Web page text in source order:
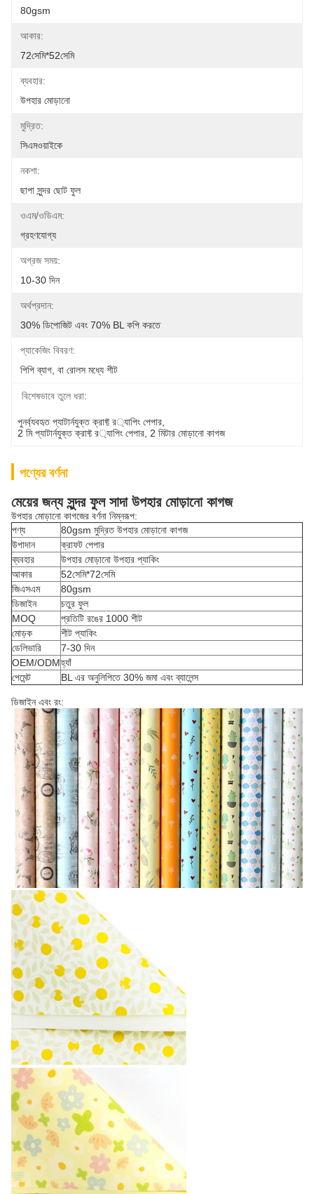
80gsm
আকার:
72সেমি*52সেমি
ব্যবহার:
উপহার মোড়ানো
মুদ্রিত:
সিএমওয়াইকে
নকশা:
ছাপা সুন্দর ছোট ফুল
ওএম/ওডিএম:
গ্রহণযোগ্য
অগ্রজ সময়:
10-30 দিন
অর্থপ্রদান:
30% ডিপোজিট এবং 70% BL কপি করতে
প্যাকেজিং বিবরণ:
পিপি ব্যাগ, বা রোলস মধ্যে শীট
বিশেষভাবে তুলে ধরা:
পুনর্ব্যবহৃত প্যাটার্নযুক্ত ক্রাফ্ট র‌্যাপিং পেপার
2 মি প্যাটার্নযুক্ত ক্রাফ্ট র‌্যাপিং পেপার 2 মিটার মোড়ানো কাগজ
পণ্যের বর্ণনা
মেয়ের জন্য সুন্দর ফুল সাদা উপহার মোড়ানো কাগজ
উপহার মোড়ানো কাগজের বর্ণনা নিম্নরূপ:
পণ্য
80gsm মুদ্রিত উপহার মোড়ানো কাগজ
উপাদান
ক্রাফট পেপার
ব্যবহার
উপহার মোড়ানো উপহার প্যাকিং
আকার
52সেমি*72সেমি
জিএসএম
80gsm
ডিজাইন
চতুর ফুল
MOQ
প্রতিটি রঙের 1000 শীট
মোড়ক
শীট প্যাকিং
ডেলিভারি
7-30 দিন
OEM/ODMহ্যাঁ
পেমেন্ট
BL এর অনুলিপিতে 30% জমা এবং ব্যালেন্স
ডিজাইন এবং রং: